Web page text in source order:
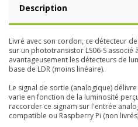
Description
Livré avec son cordon, ce détecteur
sur un phototransistor LS06-S associé
avantageusement les détecteurs de
base de LDR (moins linéaire).
Le signal de sortie (analogique)
varie en fonction de la luminosité
raccorder ce signam sur l'entrée
compatible ou Raspberry Pi (non